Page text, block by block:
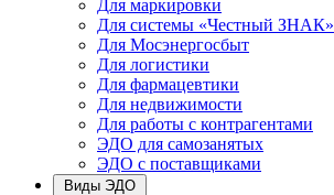
Для маркировки
Для системы «Честный ЗНАК»
Для Мосэнергосбыт
Для логистики
Для фармацевтики
Для недвижимости
Для работы с контрагентами
ЭДО для самозанятых
ЭДО с поставщиками
Виды ЭДО